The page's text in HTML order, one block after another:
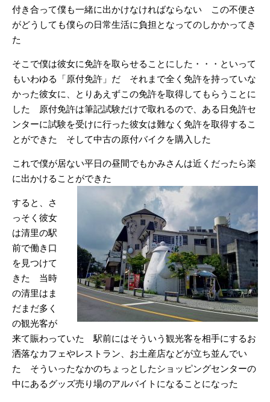
付き合って僕も一緒に出かけなければならない この不便さ
がどうしても僕らの日常生活に負担となってのしかかってき
た
そこで僕は彼女に免許を取らせることにした・・・といって
もいわゆる「原付免許」だ それまで全く免許を持っていな
かった彼女に、とりあえずこの免許を取得してもらうことに
した 原付免許は筆記試験だけで取れるので、ある日免許セ
ンターに試験を受けに行った彼女は難なく免許を取得するこ
とができた そして中古の原付バイクを購入した
これで僕が居ない平日の昼間でもかみさんは近くだったら楽
に出かけることができた
すると、さ
っそく彼女
は清里の駅
前で働き口
を見つけて
きた 当時
の清里はま
だまだ多く
の観光客が
来て賑わっていた 駅前にはそういう観光客を相手にするお
洒落なカフェやレストラン、お土産店などが立ち並んでい
た そういったなかのちょっとしたショッピングセンターの
中にあるグッズ売り場のアルバイトになることになった